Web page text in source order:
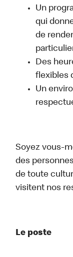
Un
qui
de
Des
flexibles
Un
Soyez vous-
des
de toute
visitent nos
Le poste